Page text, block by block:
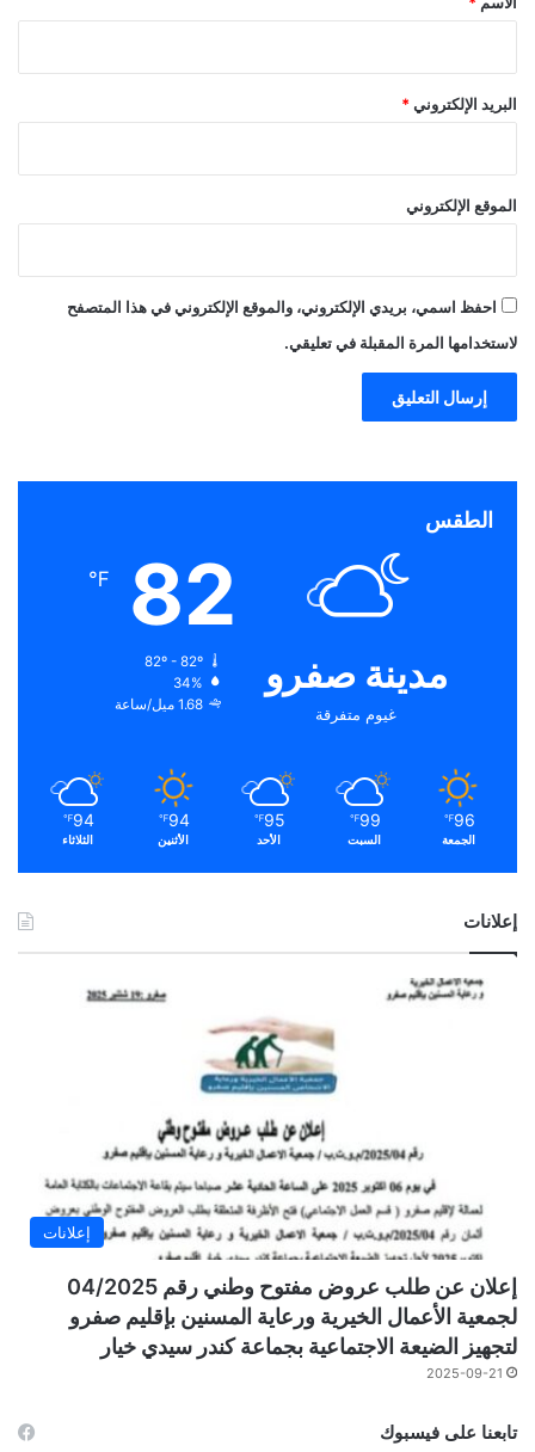
البريد الإلكتروني *
الموقع الإلكتروني
احفظ اسمي، بريدي الإلكتروني، والموقع الإلكتروني في هذا المتصفح
لاستخدامها المرة المقبلة في تعليقي.
الطقس
مدينة صفرو
غيوم متفرقة
82
℉
82º - 82º
34%
1.68 ميل/ساعة
96
℉
الجمعة
99
℉
السبت
95
℉
الأحد
94
℉
الأثنين
94
℉
الثلاثاء
إعلانات
إعلانات
إعلان عن طلب عروض مفتوح وطني رقم 04/2025
لجمعية الأعمال الخيرية ورعاية المسنين بإقليم صفرو
لتجهيز الضيعة الاجتماعية بجماعة كندر سيدي خيار
2025-09-21
تابعنا على فيسبوك